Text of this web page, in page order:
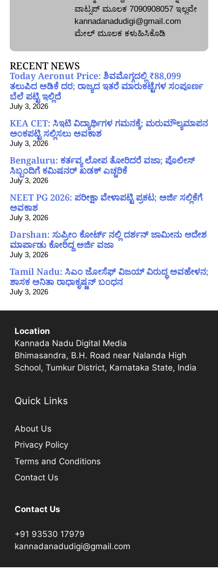
ವಾಟ್ಸಪ್‌ ಮೂಲಕ 7090908057 ಇಲ್ಲವೇ
kannadanadudigi@gmail.com
ಮೇಲ್‌ ಮೂಲಕ ಕಳುಹಿಸಿಕೊಡಿ
RECENT NEWS
Today Aeronut Price: ಶಿವಮೊಗ್ಗದಲ್ಲಿ ₹88,099
ತಲುಪಿದ ಅಡಿಕೆ ದರ; ರಾಜ್ಯದ ಇತರೆ ಮಾರುಕಟ್ಟೆಗಳ ಸಂಪೂರ್ಣ
ಬೆಲೆ ಪಟ್ಟಿ ಇಲ್ಲಿದೆ
July 3, 2026
KEA CET: ಸಿಇಟಿ ವಿದ್ಯಾರ್ಥಿಗಳ ಗಮನಕ್ಕೆ; ಮರುಮೌಲ್ಯಮಾಪನ
ಅಂಕಪಟ್ಟಿ ಸಲ್ಲಿಸಲು ಅವಕಾಶ
July 3, 2026
Bengaluru: ಕರ್ತವ್ಯ ಲೋಪ ತೋರಿದರೆ ವಜಾ; ಪೊಲೀಸ್
ಸಿಬ್ಬಂದಿಗೆ ಕಮಿಷನರ್ ಖಡಕ್ ಎಚ್ಚರಿಕೆ
July 3, 2026
NEET PG 2026: ಪರೀಕ್ಷಾ ವೇಳಾಪಟ್ಟಿ ಪ್ರಕಟ; ಅರ್ಜಿ ಸಲ್ಲಿಕೆಗೆ
ಅವಕಾಶ
July 3, 2026
Darshan: ಸುಪ್ರೀಂ ಕೋರ್ಟ್ ನಲ್ಲಿ ದರ್ಶನ್ ಜಾಮೀನು ಆದೇಶ
ಮಾರ್ಪಾಡು ಕೋರಿದ್ದ ಅರ್ಜಿ ವಜಾ
July 3, 2026
Tamil Nadu: ಸಿಎಂ ಜೋಸೆಫ್ ವಿಜಯ್ ವಿರುದ್ಧ ಅವಹೇಳನ;
ಶಾಸಕ ಅನಿತಾ ರಾಧಾಕೃಷ್ಣನ್ ಬಂಧನ
July 3, 2026
Location
Kannada Nadu Digital Media
Bhimasandra, B.H. Road near Nalanda High
School, Tumkur District, Karnataka State, India
Quick Links
About Us
Privacy Policy
Terms and Conditions
Contact Us
Contact Us
+91 93530 17979
kannadanadudigi@gmail.com